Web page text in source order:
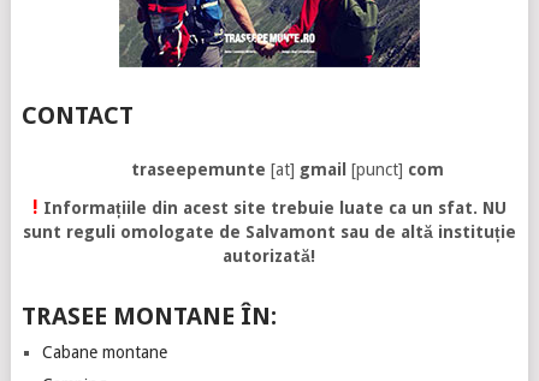
CONTACT
traseepemunte [at] gmail [punct] com
! Informațiile din acest site trebuie luate ca un sfat. NU
sunt reguli omologate de Salvamont sau de altă instituție
autorizată!
TRASEE MONTANE ÎN:
Cabane montane